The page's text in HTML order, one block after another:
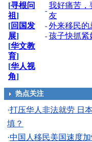
[寻根问
祖]
[回国发
展]
[华文教
育]
[华人视
角]
-
我好痛苦，
友
- 外来移民的
- 孩子快抓紧
热点关注
·打压华人非法就劳 日
填？
·中国人移民美国速度